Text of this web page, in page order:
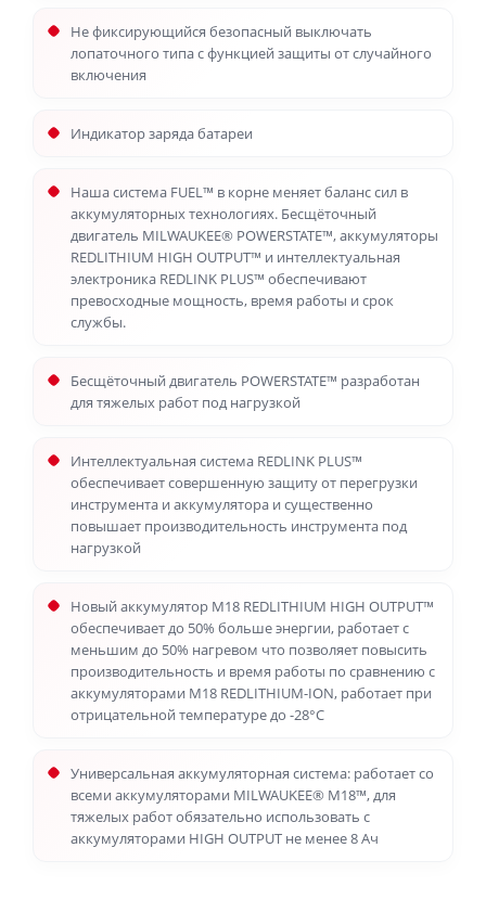
Не фиксирующийся безопасный выключать
лопаточного типа с функцией защиты от случайного
включения
Индикатор заряда батареи
Наша система FUEL™ в корне меняет баланс сил в
аккумуляторных технологиях. Бесщёточный
двигатель MILWAUKEE® POWERSTATE™, аккумуляторы
REDLITHIUM HIGH OUTPUT™ и интеллектуальная
электроника REDLINK PLUS™ обеспечивают
превосходные мощность, время работы и срок
службы.
Бесщёточный двигатель POWERSTATE™ разработан
для тяжелых работ под нагрузкой
Интеллектуальная система REDLINK PLUS™
обеспечивает совершенную защиту от перегрузки
инструмента и аккумулятора и существенно
повышает производительность инструмента под
нагрузкой
Новый аккумулятор M18 REDLITHIUM HIGH OUTPUT™
обеспечивает до 50% больше энергии, работает с
меньшим до 50% нагревом что позволяет повысить
производительность и время работы по сравнению с
аккумуляторами M18 REDLITHIUM-ION, работает при
отрицательной температуре до -28°С
Универсальная аккумуляторная система: работает со
всеми аккумуляторами MILWAUKEE® M18™, для
тяжелых работ обязательно использовать с
аккумуляторами HIGH OUTPUT не менее 8 Ач